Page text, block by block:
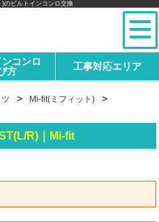
のビルトインコンロ交換
コンロ
方
工事対応エリア
> Mi-fit(ミフィット) >
R)｜Mi-fit